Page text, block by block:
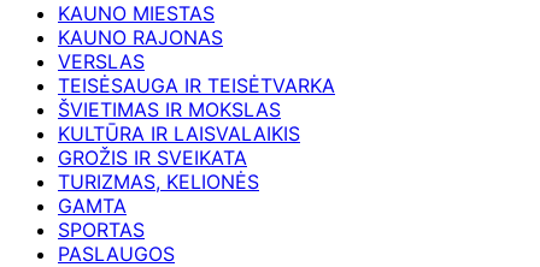
KAUNO MIESTAS
KAUNO RAJONAS
VERSLAS
TEISĖSAUGA IR TEISĖTVARKA
ŠVIETIMAS IR MOKSLAS
KULTŪRA IR LAISVALAIKIS
GROŽIS IR SVEIKATA
TURIZMAS, KELIONĖS
GAMTA
SPORTAS
PASLAUGOS